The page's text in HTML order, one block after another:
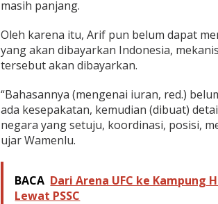
masih panjang.
Oleh karena itu, Arif pun belum dapat
yang akan dibayarkan Indonesia,
tersebut akan dibayarkan.
“Bahasannya (mengenai iuran, red.)
ada kesepakatan, kemudian (dibuat)
negara yang setuju, koordinasi, posisi,
ujar Wamenlu.
BACA Dari Arena UFC ke Kampung
Lewat PSSC